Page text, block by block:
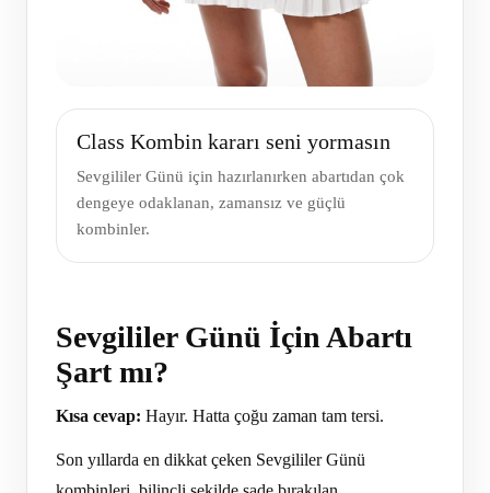
Class Kombin kararı seni yormasın
Sevgililer Günü için hazırlanırken abartıdan çok
dengeye odaklanan, zamansız ve güçlü
kombinler.
Sevgililer Günü İçin Abartı
Şart mı?
Kısa cevap: Hayır. Hatta çoğu zaman tam tersi.
Son yıllarda en dikkat çeken Sevgililer Günü